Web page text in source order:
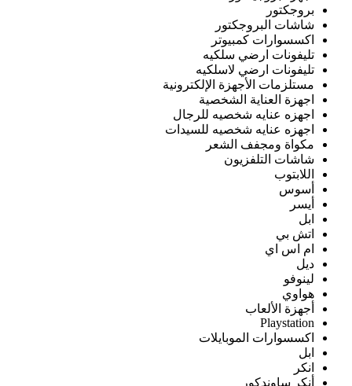
بروجكتور
شاشات البروجكتور
اكسسوارات كمبيوتر
تليفونات ارضي سلكيه
تليفونات ارضي لاسلكيه
مستلزمات الأجهزة الإلكترونية
اجهزة العناية الشخصية
اجهزه عنايه شخصيه للرجال
اجهزه عنايه شخصيه للسيدات
مكواة ومجفف الشعر
شاشات التلفزيون
اللابتوب
أسوس
أيسر
ابل
اتش بي
ام اس اي
ديل
لينوفو
هواوي
أجهزة الألعاب
Playstation
اكسسوارات الموبايلات
ابل
انكر
أنكر ساوندكور